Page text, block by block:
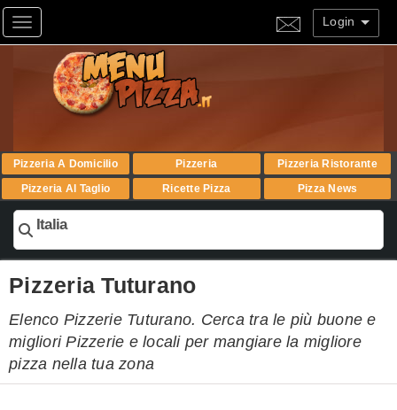
Toggle navigation Login
Pizzeria A Domicilio Pizzeria
Pizzeria Ristorante
Pizzeria Al Taglio
Ricette Pizza Pizza News
Italia
Pizzeria Tuturano
Elenco Pizzerie Tuturano. Cerca tra le più buone e
migliori Pizzerie e locali per mangiare la migliore
pizza nella tua zona